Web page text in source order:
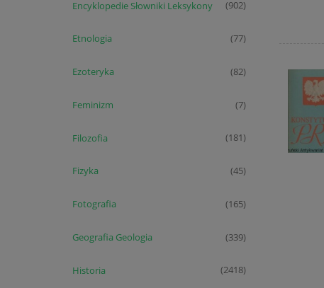
Encyklopedie Słowniki Leksykony (902)
Etnologia (77)
Ezoteryka (82)
Feminizm (7)
Filozofia (181)
Fizyka (45)
Fotografia (165)
Geografia Geologia (339)
Historia (2418)